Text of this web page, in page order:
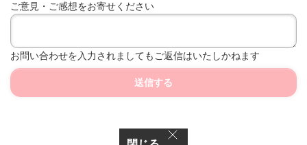
ご意見・ご感想をお寄せください
お問い合わせを入力されましてもご返信はいたしかねます
送信する